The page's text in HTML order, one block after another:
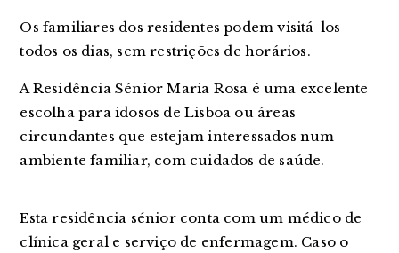
Os familiares dos residentes podem visitá-los
todos os dias, sem restrições de horários.
A Residência Sénior Maria Rosa é uma excelente
escolha para idosos de Lisboa ou áreas
circundantes que estejam interessados num
ambiente familiar, com cuidados de saúde.
Esta residência sénior conta com um médico de
clínica geral e serviço de enfermagem. Caso o